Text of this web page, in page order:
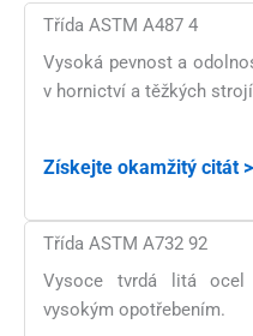
Třída ASTM A487 4
Vysoká pevnost a
v hornictví a těžkých
Získejte okamžitý citát
Třída ASTM A732 92
Vysoce tvrdá litá
vysokým opotřebením.